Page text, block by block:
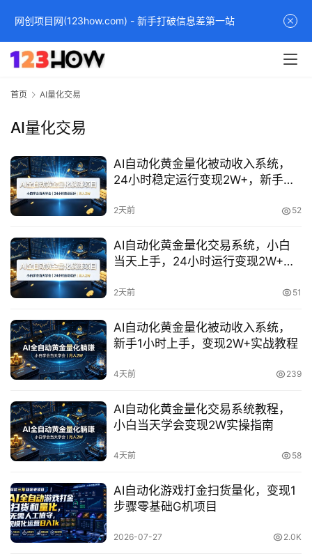
首
页
首页 AI量化交易
AI量化交易
AI自动化黄金量化被动收入系统，
24小时稳定运行变现2W+，新手零
2天前 52
AI自动化黄金量化交易系统，小白
当天上手，24小时运行变现2W+实
2天前 51
AI自动化黄金量化被动收入系统，
新手1小时上手，变现2W+实战教程
4天前 239
AI自动化黄金量化交易系统教程，
小白当天学会变现2W实操指南
4天前 58
AI自动化游戏打金扫货量化，变现1
步骤零基础G机项目
2026-07-27 2.0K
网创项目网(123how.com) - 新手打破信息差第一站